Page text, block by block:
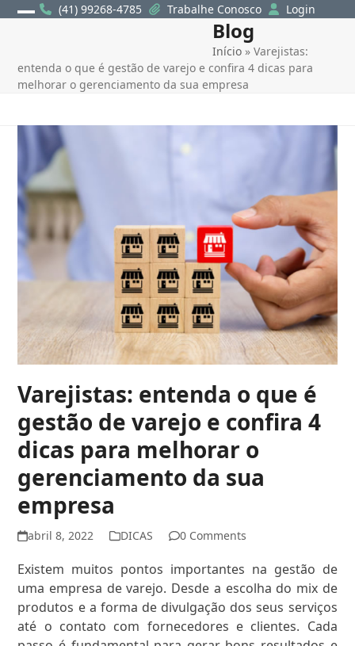
Skip
(41) 99268-4785 Trabalhe Conosco Login
menu
menu
Blog
Início »Varejistas:
entenda o que é gestão de varejo e confira 4 dicas para
melhorar o gerenciamento da sua empresa
Varejistas: entenda o que é
gestão de varejo e confira 4
dicas para melhorar o
gerenciamento da sua
empresa
abril 8, 2022 DICAS 0 Comments
Existem muitos pontos importantes na gestão de
uma empresa de varejo. Desde a escolha do mix de
produtos e a forma de divulgação dos seus serviços
até o contato com fornecedores e clientes. Cada